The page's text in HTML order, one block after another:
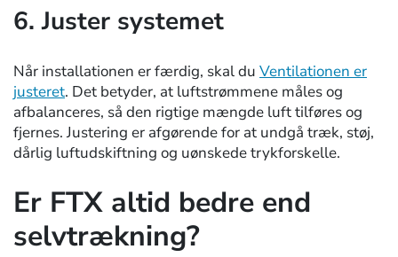
6. Juster systemet
Når installationen er færdig, skal du Ventilationen er
justeret. Det betyder, at luftstrømmene måles og
afbalanceres, så den rigtige mængde luft tilføres og
fjernes. Justering er afgørende for at undgå træk, støj,
dårlig luftudskiftning og uønskede trykforskelle.
Er FTX altid bedre end
selvtrækning?